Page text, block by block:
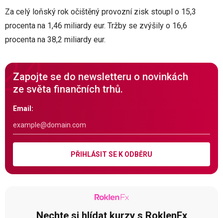
Za celý loňský rok očištěný provozní zisk stoupl o 15,3
procenta na 1,46 miliardy eur. Tržby se zvýšily o 16,6
procenta na 38,2 miliardy eur.
Zapojte se do newsletteru o novinkách
ze světa finančních trhů.
Email:
PŘIHLÁSIT SE K ODBĚRU
Nechte si hlídat kurzy s RoklenFx